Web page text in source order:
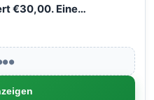
€30,00. Eine